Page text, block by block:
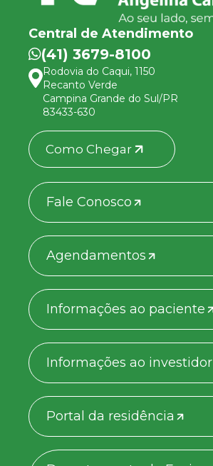
Central de Atendimento
(41) 3679-8100
Rodovia do Caqui, 1150
Recanto Verde
Campina Grande do Sul/PR
83433-630
Como Chegar
Fale Conosco
Agendamentos
Informações ao paciente
Informações ao investidor
Portal da residência